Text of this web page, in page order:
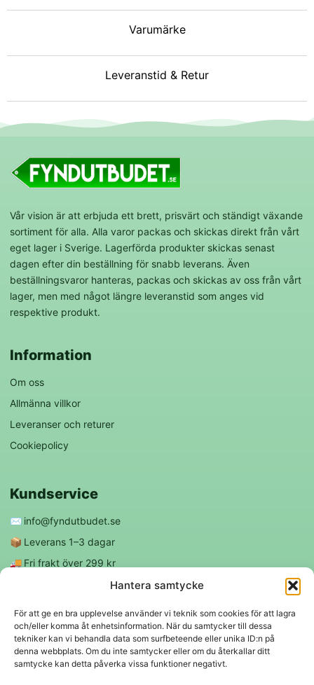
Hantera samtycke
För att ge en bra upplevelse använder vi teknik som cookies för att lagra
och/eller komma åt enhetsinformation. När du samtycker till dessa
tekniker kan vi behandla data som surfbeteende eller unika ID:n på
denna webbplats. Om du inte samtycker eller om du återkallar ditt
samtycke kan detta påverka vissa funktioner negativt.
Varumärke
Leveranstid & Retur
Vår vision är att erbjuda ett brett, prisvärt och ständigt växande
sortiment för alla. Alla varor packas och skickas direkt från vårt
eget lager i Sverige. Lagerförda produkter skickas senast
dagen efter din beställning för snabb leverans. Även
beställningsvaror hanteras, packas och skickas av oss från vårt
lager, men med något längre leveranstid som anges vid
respektive produkt.
Information
Om oss
Allmänna villkor
Leveranser och returer
Cookiepolicy
Kundservice
✉️ info@fyndutbudet.se
📦 Leverans 1–3 dagar
🚚 Fri frakt över 299 kr
Följ oss
f ◎